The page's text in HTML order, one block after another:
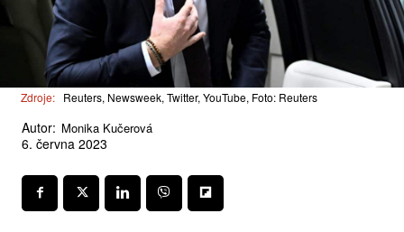
Zdroje: Reuters, Newsweek, Twitter, YouTube, Foto: Reuters
Autor: Monika Kučerová
6. června 2023